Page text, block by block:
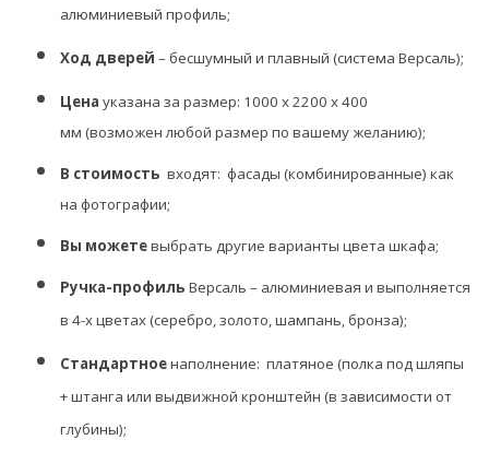
алюминиевый профиль;
Ход дверей – бесшумный и плавный (система Версаль);
Цена указана за размер: 1000 х 2200 х 400
мм (возможен любой размер по вашему желанию);
В стоимость входят: фасады (комбинированные) как
на фотографии;
Вы можетевыбрать другие варианты цвета шкафа;
Ручка-профиль Версаль – алюминиевая и выполняется
в 4-х цветах (серебро, золото, шампань, бронза);
Стандартноенаполнение: платяное (полка под шляпы
+ штанга или выдвижной кронштейн (в зависимости от
глубины);